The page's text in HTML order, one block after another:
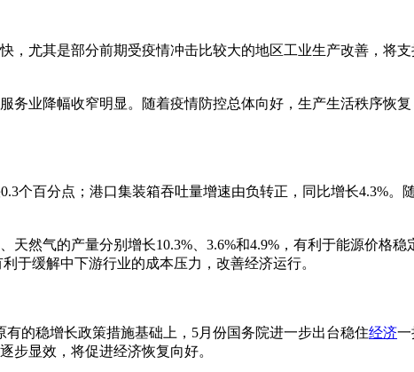
尤其是部分前期受疫情冲击比较大的地区工业生产改善，将
业降幅收窄明显。随着疫情防控总体向好，生产生活秩序恢复
百分点；港口集装箱吞吐量增速由负转正，同比增长4.3%。
气的产量分别增长10.3%、3.6%和4.9%，有利于能源价格稳
于缓解中下游行业的成本压力，改善经济运行。
有的稳增长政策措施基础上，5月份国务院进一步出台稳住经济一
步显效，将促进经济恢复向好。